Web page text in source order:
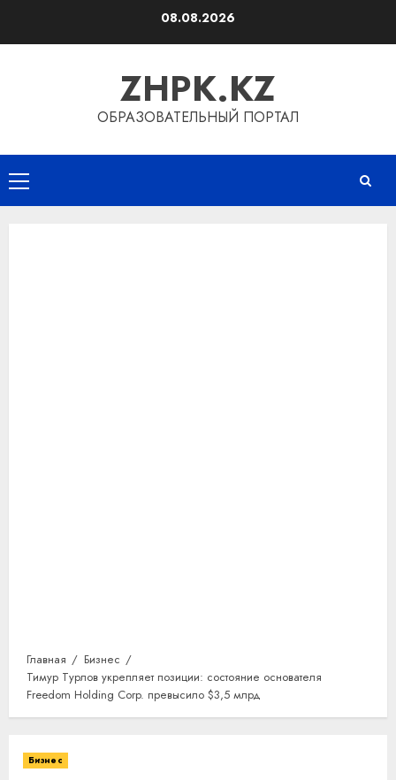
08.08.2026
ZHPK.KZ
ОБРАЗОВАТЕЛЬНЫЙ ПОРТАЛ
Основное
меню
Главная
Бизнес
Тимур Турлов укрепляет позиции: состояние основателя
Freedom Holding Corp. превысило $3,5 млрд
Бизнес